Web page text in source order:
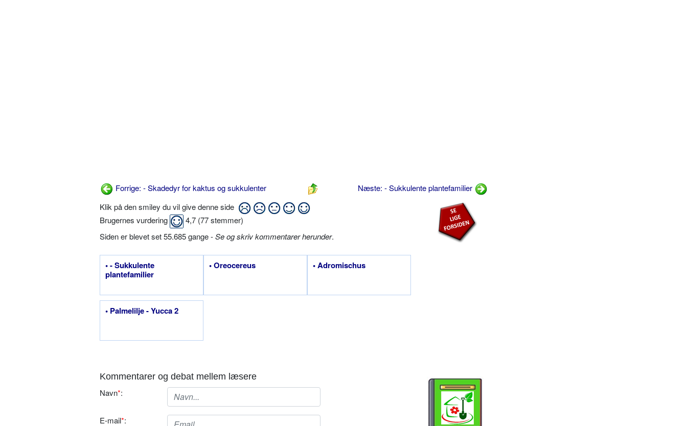
Forrige: - Skadedyr for kaktus og sukkulenter
Næste: - Sukkulente plantefamilier
Klik på den smiley du vil give denne side
Brugernes vurdering
4,7 (77stemmer)
Siden er blevet set 55.685 gange -Se og skriv kommentarer herunder.
• - Sukkulente
plantefamilier
• Oreocereus • Adromischus
• Palmelilje - Yucca 2
Kommentarer og debat mellem læsere
Navn*:
E-mail*: